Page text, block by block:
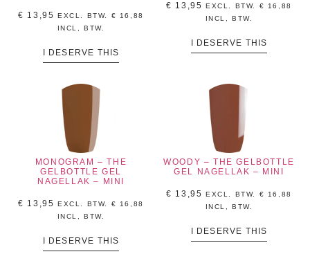
€ 13,95 EXCL. BTW. € 16,88
INCL, BTW.
I DESERVE THIS
€ 13,95 EXCL. BTW. € 16,88
INCL, BTW.
I DESERVE THIS
MONOGRAM – THE
GELBOTTLE GEL
NAGELLAK – MINI
€ 13,95 EXCL. BTW. € 16,88
INCL, BTW.
I DESERVE THIS
WOODY – THE GELBOTTLE
GEL NAGELLAK – MINI
€ 13,95 EXCL. BTW. € 16,88
INCL, BTW.
I DESERVE THIS